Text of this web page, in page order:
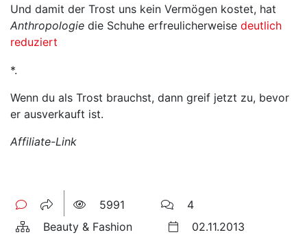
Und damit der Trost uns kein Vermögen kostet, hat
Anthropologie die Schuhe erfreulicherweise deutlich
reduziert
*.
Wenn du als Trost brauchst, dann greif jetzt zu, bevor
er ausverkauft ist.
Affiliate-Link
5991
4
Beauty & Fashion
02.11.2013